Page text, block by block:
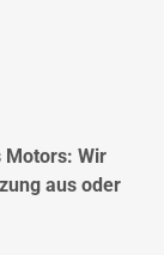
Motors: Wir
aus oder